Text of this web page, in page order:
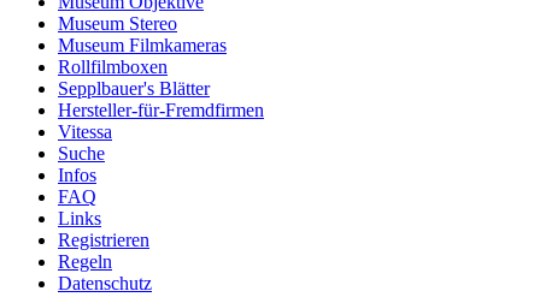
Museum Stereo
Museum Filmkameras
Rollfilmboxen
Sepplbauer's Blätter
Hersteller-für-Fremdfirmen
Vitessa
Suche
Infos
FAQ
Links
Registrieren
Regeln
Datenschutz